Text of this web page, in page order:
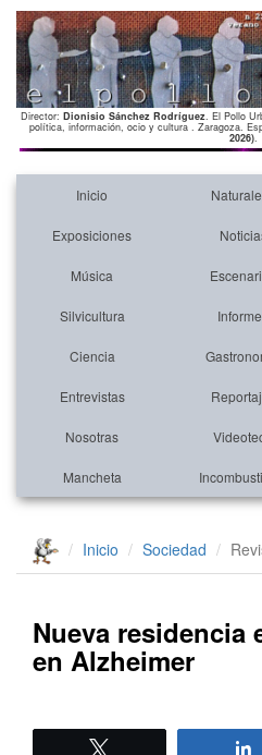
Director: Dionisio Sánchez Rodríguez. El Pollo
política, información, ocio y cultura . Zaragoza.
2026).
Inicio
Exposiciones
Música
Silvicultura
Ciencia
Entrevistas
Nosotras
Mancheta
Inicio Sociedad
Nueva residencia
en Alzheimer